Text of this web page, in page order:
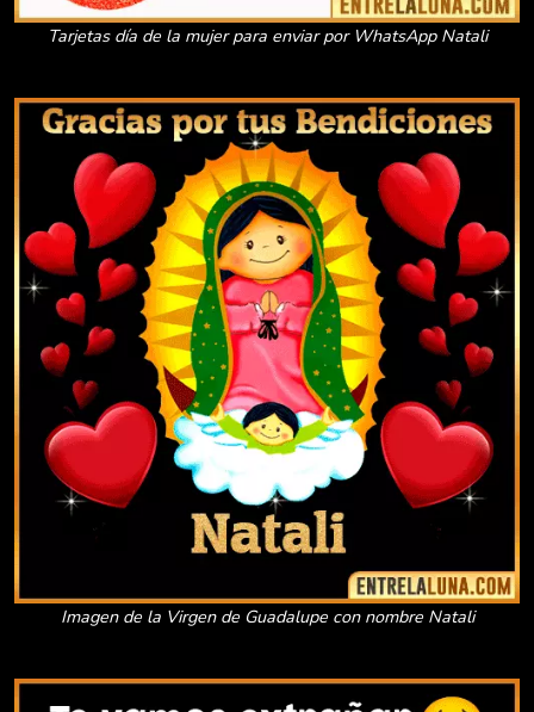
Tarjetas día de la mujer para enviar por WhatsApp Natali
Imagen de la Virgen de Guadalupe con nombre Natali